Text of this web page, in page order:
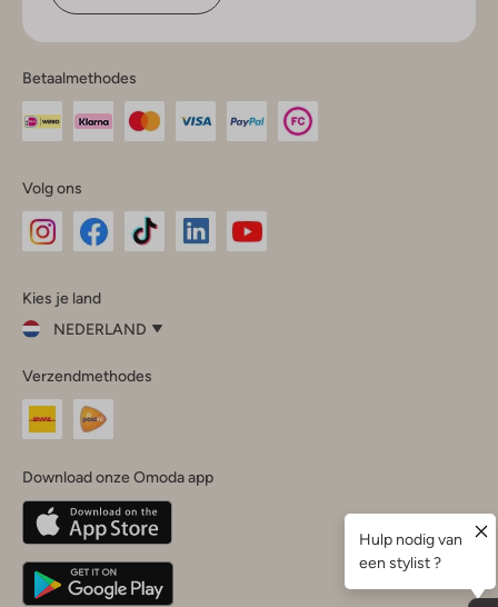
Betaalmethodes
Volg ons
InstagramFacebook
Kies je land
NEDERLAND
je
land
Nederland
Belgique(Français)
Deutschland
Verzendmethodes
Download onze Omoda app